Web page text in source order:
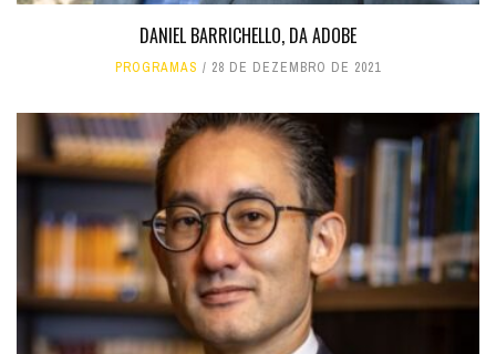
DANIEL BARRICHELLO, DA ADOBE
PROGRAMAS 28 DE DEZEMBRO DE 2021